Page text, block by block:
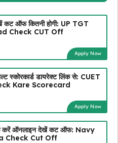
कट ऑफ कितनी होगी: UP TGT
Check CUT Off
Apply Now
स्कोरकार्ड डायरेक्ट लिंक से: CUET
Kare Scorecard
Apply Now
करें ऑनलाइन देखें कट ऑफ: Navy
Check Cut Off